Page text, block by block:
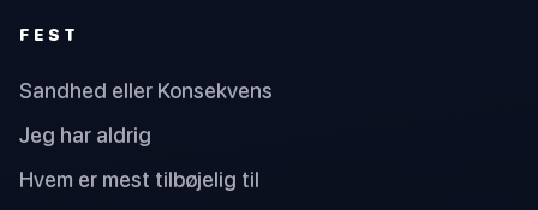
FEST
Sandhed eller Konsekvens
Jeg har aldrig
Hvem er mest tilbøjelig til